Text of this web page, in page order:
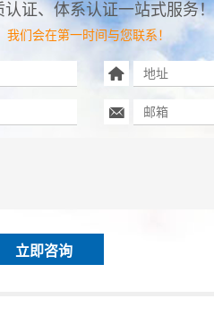
证、体系认证一站式服务！
们会在第一时间与您联系！
立即咨询